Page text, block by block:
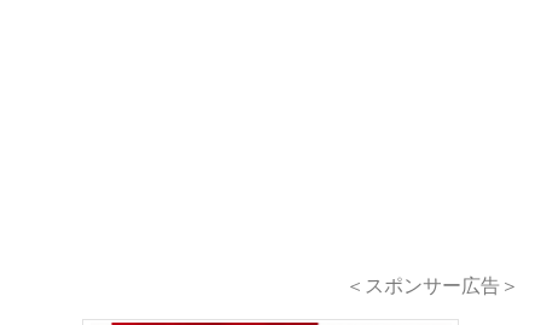
＜スポンサー広告＞